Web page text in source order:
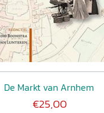
De Markt van Arnhem
€25,00